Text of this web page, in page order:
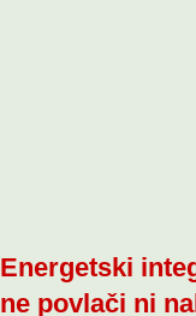
Energetski
ne povlači ni